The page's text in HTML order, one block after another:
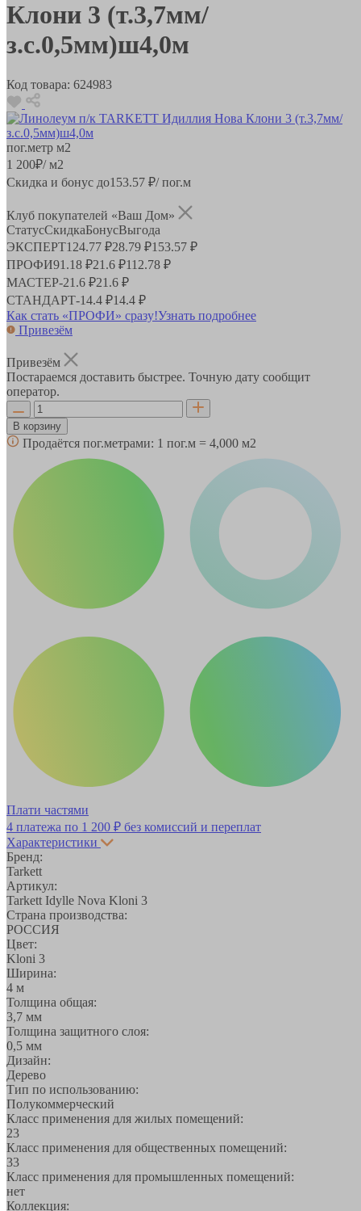
Клони 3 (т.3,7мм/
з.с.0,5мм)ш4,0м
Код товара: 624983
пог.метр м2
1 200₽/ м2
Скидка и бонус до153.57 ₽/ пог.м
Клуб покупателей «Ваш Дом»
СтатусСкидкаБонусВыгода
ЭКСПЕРТ124.77 ₽28.79 ₽153.57 ₽
ПРОФИ91.18 ₽21.6 ₽112.78 ₽
МАСТЕР-21.6 ₽21.6 ₽
СТАНДАРТ-14.4 ₽14.4 ₽
Как стать «ПРОФИ» сразу!Узнать подробнее
Привезём
Привезём
Постараемся доставить быстрее. Точную дату сообщит
оператор.
В корзину
Продаётся пог.метрами: 1 пог.м = 4,000 м2
Плати частями
4 платежа по 1 200 ₽ без комиссий и переплат
Характеристики
Бренд:
Tarkett
Артикул:
Tarkett Idylle Nova Kloni 3
Страна производства:
РОССИЯ
Цвет:
Kloni 3
Ширина:
4 м
Толщина общая:
3,7 мм
Толщина защитного слоя:
0,5 мм
Дизайн:
Дерево
Тип по использованию:
Полукоммерческий
Класс применения для жилых помещений:
23
Класс применения для общественных помещений:
33
Класс применения для промышленных помещений:
нет
Коллекция: